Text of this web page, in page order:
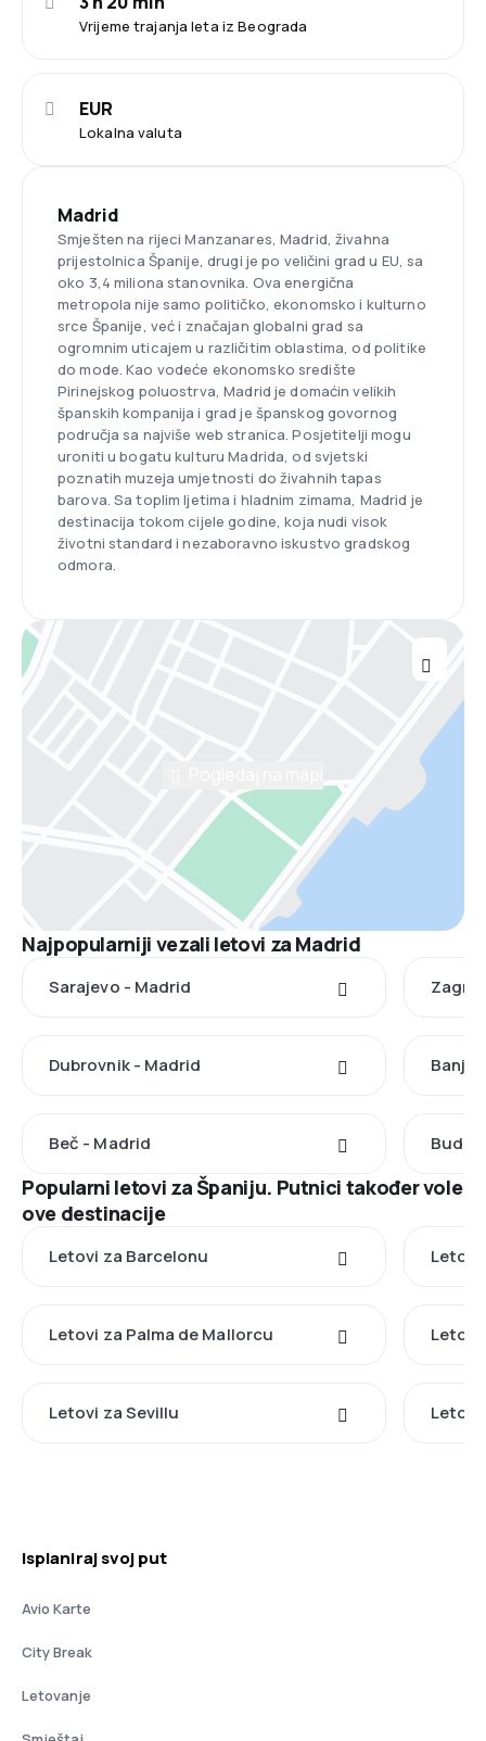
Vrijeme trajanja leta iz Beograda
Lokalna valuta
EUR
Madrid
Smješten na rijeci Manzanares, Madrid, živahna
prijestolnica Španije, drugi je po veličini grad u EU, sa
oko 3,4 miliona stanovnika. Ova energična
metropola nije samo političko, ekonomsko i kulturno
srce Španije, već i značajan globalni grad sa
ogromnim uticajem u različitim oblastima, od politike
do mode. Kao vodeće ekonomsko središte
Pirinejskog poluostrva, Madrid je domaćin velikih
španskih kompanija i grad je španskog govornog
područja sa najviše web stranica. Posjetitelji mogu
uroniti u bogatu kulturu Madrida, od svjetski
poznatih muzeja umjetnosti do živahnih tapas
barova. Sa toplim ljetima i hladnim zimama, Madrid je
destinacija tokom cijele godine, koja nudi visok
životni standard i nezaboravno iskustvo gradskog
odmora.
Najpopularniji vezali letovi za Madrid
Sarajevo - Madrid
Dubrovnik - Madrid Banja
Beč - Madrid
Popularni letovi za Španiju. Putnici također vole
ove destinacije
Letovi za Barcelonu Letovi
Letovi za Palma de Mallorcu Letovi
Letovi za Sevillu Letovi
Isplaniraj svoj put
Avio Karte
City Break
Letovanje